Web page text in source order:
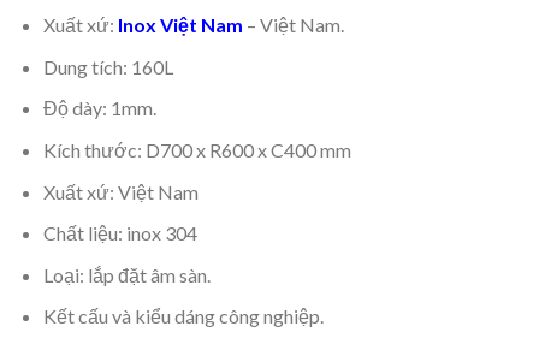
Xuất xứ: Inox Việt Nam – Việt Nam.
Dung tích: 160L
Độ dày: 1mm.
Kích thước: D700 x R600 x C400 mm
Xuất xứ: Việt Nam
Chất liệu: inox 304
Loại: lắp đặt âm sàn.
Kết cấu và kiểu dáng công nghiệp.